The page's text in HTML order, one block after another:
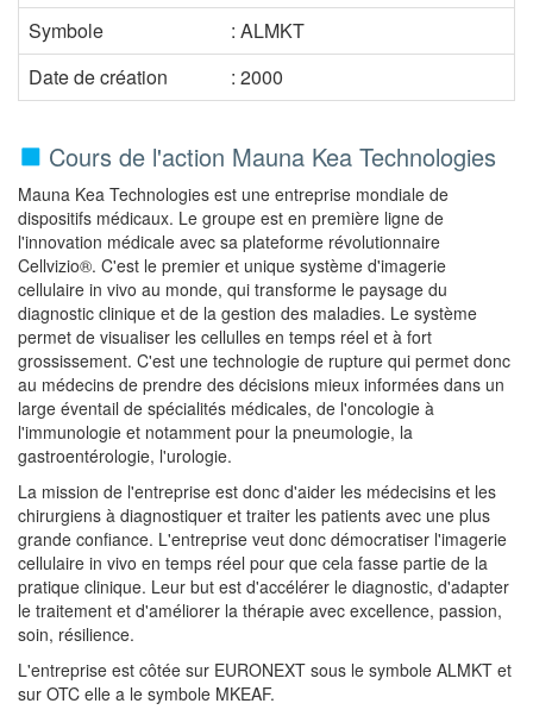
Symbole
: ALMKT
Date de création
: 2000
Cours de l'action Mauna Kea Technologies
Mauna Kea Technologies est une entreprise mondiale de
dispositifs médicaux. Le groupe est en première ligne de
l'innovation médicale avec sa plateforme révolutionnaire
Cellvizio®. C'est le premier et unique système d'imagerie
cellulaire in vivo au monde, qui transforme le paysage du
diagnostic clinique et de la gestion des maladies. Le système
permet de visualiser les cellulles en temps réel et à fort
grossissement. C'est une technologie de rupture qui permet donc
au médecins de prendre des décisions mieux informées dans un
large éventail de spécialités médicales, de l'oncologie à
l'immunologie et notamment pour la pneumologie, la
gastroentérologie, l'urologie.
La mission de l'entreprise est donc d'aider les médecisins et les
chirurgiens à diagnostiquer et traiter les patients avec une plus
grande confiance. L'entreprise veut donc démocratiser l'imagerie
cellulaire in vivo en temps réel pour que cela fasse partie de la
pratique clinique. Leur but est d'accélérer le diagnostic, d'adapter
le traitement et d'améliorer la thérapie avec excellence, passion,
soin, résilience.
L'entreprise est côtée sur EURONEXT sous le symbole ALMKT et
sur OTC elle a le symbole MKEAF.